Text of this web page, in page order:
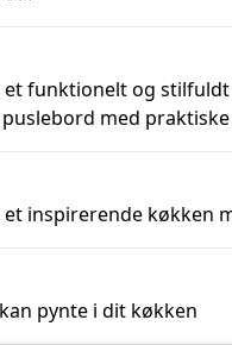
et funktionelt og
med
et inspirerende køkken
pynte i dit køkken